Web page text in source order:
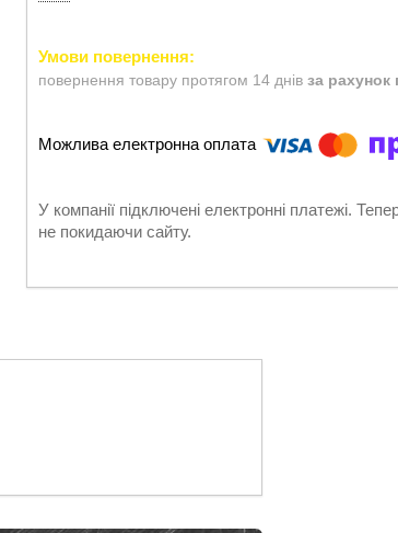
повернення товару протягом 14 днів за рахунок
У компанії підключені електронні платежі.
не покидаючи сайту.